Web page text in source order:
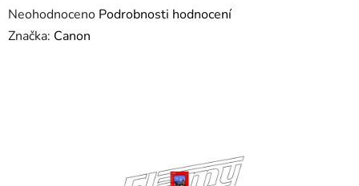
Průměrné
hodnocení
Neohodnoceno Podrobnosti hodnocení
Značka: Canon